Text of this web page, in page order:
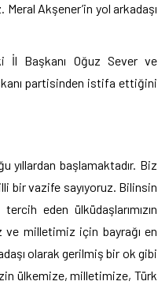
Akşener’in yol arkadaşı
İl Başkanı Oğuz Sever ve
partisinden istifa ettiğini
yıllardan başlamaktadır. Biz
bir vazife sayıyoruz. Bilinsin
eden ülküdaşlarımızın
ve milletimiz için bayrağı en
olarak gerilmiş bir ok gibi
ülkemize, milletimize, Türk